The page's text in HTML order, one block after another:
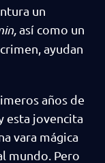
un
así como un
ayudan
años de
esta jovencita
vara mágica
mundo. Pero